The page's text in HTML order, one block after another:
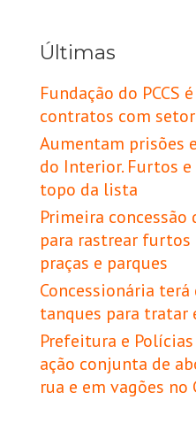
Últimas
Fundação do PCCS
contratos com
Aumentam prisões
do Interior. Furtos
topo da lista
Primeira
para rastrear
praças e parques
Concessionária
tanques para tratar
Prefeitura e
ação conjunta de
rua e em vagões